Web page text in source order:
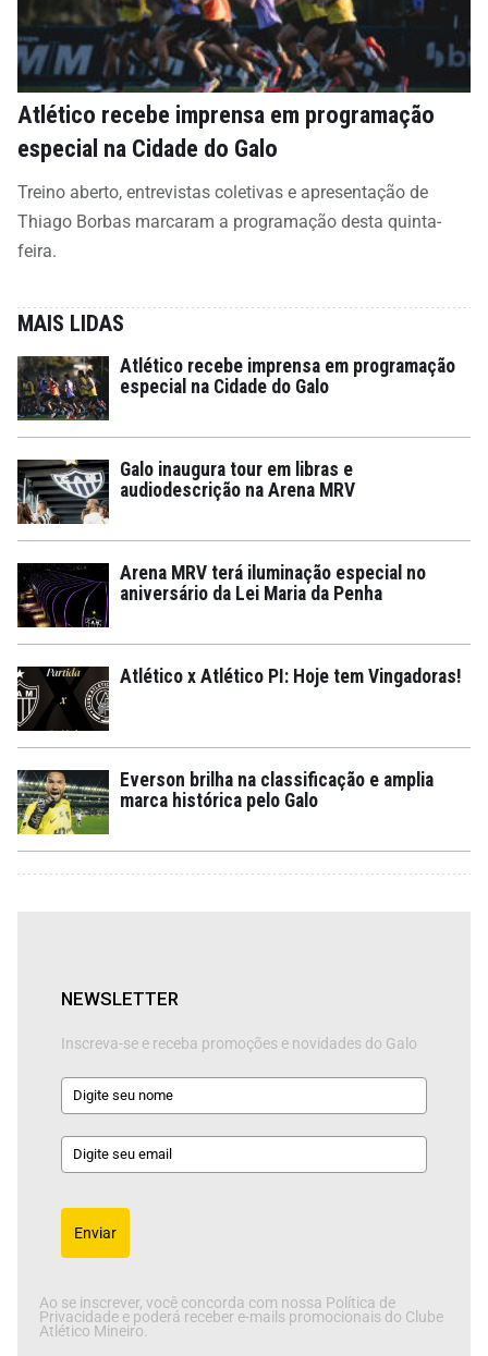
Atlético recebe imprensa em programação
especial na Cidade do Galo
Treino aberto, entrevistas coletivas e apresentação de
Thiago Borbas marcaram a programação desta quinta-
feira.
MAIS LIDAS
Atlético recebe imprensa em programação
especial na Cidade do Galo
Galo inaugura tour em libras e
audiodescrição na Arena MRV
Arena MRV terá iluminação especial no
aniversário da Lei Maria da Penha
Atlético x Atlético PI: Hoje tem Vingadoras!
Everson brilha na classificação e amplia
marca histórica pelo Galo
NEWSLETTER
Inscreva-se e receba promoções e novidades do Galo
Enviar
Ao se inscrever, você concorda com nossa Política de
Privacidade e poderá receber e-mails promocionais do Clube
Atlético Mineiro.